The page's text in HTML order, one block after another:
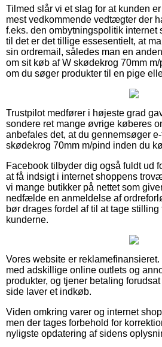
Tilmed slår vi et slag for at kunden
mest vedkommende vedtægter der
f.eks. den ombytningspolitik internet
til det er det tillige essesentielt, at
sin ordremail, således man en
om sit køb af W skødekrog 70mm m/
om du søger produkter til en pige
Trustpilot medfører i højeste grad
sondere ret mange øvrige køberes
anbefales det, at du gennemsøger
skødekrog 70mm m/pind inden du
Facebook tilbyder dig også fuldt ud
at få indsigt i internet shoppens
vi mange butikker på nettet som
nedfælde en anmeldelse af
bør drages fordel af til at tage
kunderne.
Vores website er
med adskillige online outlets og
produkter, og tjener betaling
side laver et indkøb.
Viden omkring varer og internet
men der tages forbehold for
nyligste opdatering af sidens